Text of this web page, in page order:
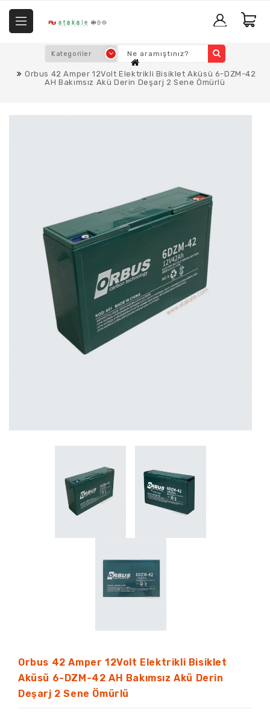
Orbus 42 Amper 12Volt Elektrikli Bisiklet Aküsü 6-DZM-42
AH Bakımsız Akü Derin Deşarj 2 Sene Ömürlü
Orbus 42 Amper 12Volt Elektrikli Bisiklet
Aküsü 6-DZM-42 AH Bakımsız Akü Derin
Deşarj 2 Sene Ömürlü